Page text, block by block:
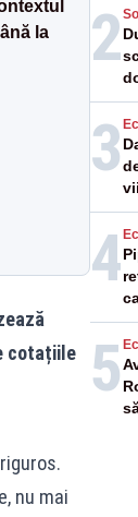
la
cotațiile
nu mai
2
3
4
5